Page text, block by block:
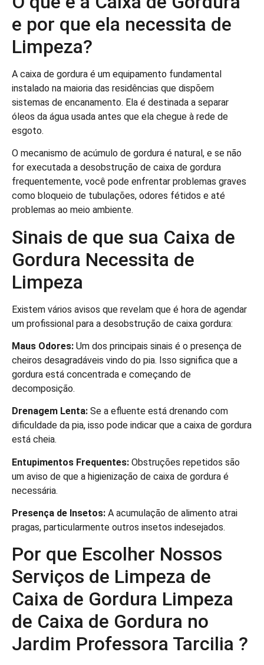
e por que ela necessita de
Limpeza?
A caixa de gordura é um equipamento fundamental
instalado na maioria das residências que dispõem
sistemas de encanamento. Ela é destinada a separar
óleos da água usada antes que ela chegue à rede de
esgoto.
O mecanismo de acúmulo de gordura é natural, e se não
for executada a desobstrução de caixa de gordura
frequentemente, você pode enfrentar problemas graves
como bloqueio de tubulações, odores fétidos e até
problemas ao meio ambiente.
Sinais de que sua Caixa de
Gordura Necessita de
Limpeza
Existem vários avisos que revelam que é hora de agendar
um profissional para a desobstrução de caixa gordura:
Maus Odores: Um dos principais sinais é o presença de
cheiros desagradáveis vindo do pia. Isso significa que a
gordura está concentrada e começando de
decomposição.
Drenagem Lenta: Se a efluente está drenando com
dificuldade da pia, isso pode indicar que a caixa de gordura
está cheia.
Entupimentos Frequentes: Obstruções repetidos são
um aviso de que a higienização de caixa de gordura é
necessária.
Presença de Insetos: A acumulação de alimento atrai
pragas, particularmente outros insetos indesejados.
Por que Escolher Nossos
Serviços de Limpeza de
Caixa de Gordura Limpeza
de Caixa de Gordura no
Jardim Professora Tarcilia ?